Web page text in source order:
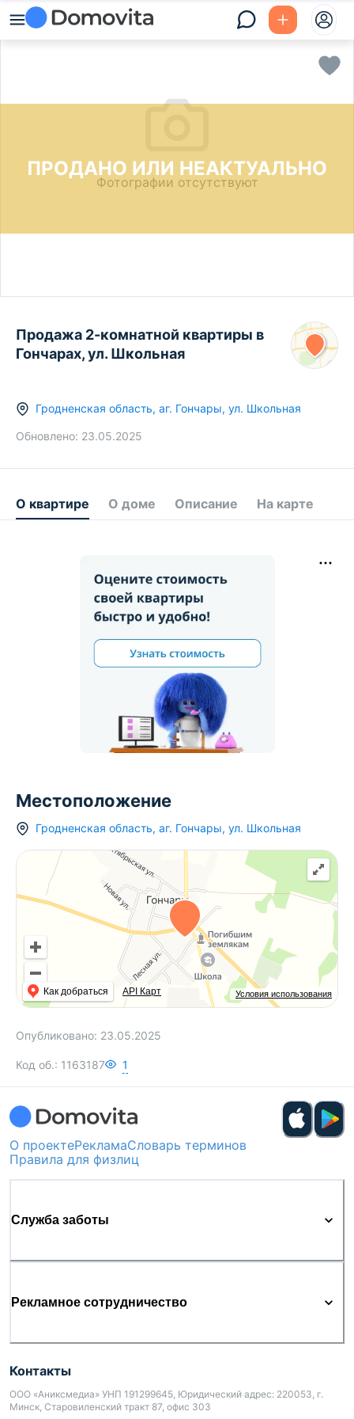
ПРОДАНО ИЛИ НЕАКТУАЛЬНО
Фотографии отсутствуют
Продажа 2-комнатной квартиры в
Гончарах, ул. Школьная
Гродненская область, аг. Гончары, ул. Школьная
Обновлено: 23.05.2025
О квартире О доме Описание На карте
Местоположение
Гродненская область, аг. Гончары, ул. Школьная
Условия использования
Как добраться API Карт
Опубликовано: 23.05.2025
Код об.: 1163187 1
О проектеРекламаСловарь терминов
Правила для физлиц
Служба заботы
Рекламное сотрудничество
Контакты
ООО «Аниксмедиа» УНП 191299645, Юридический адрес: 220053, г.
Минск, Старовиленский тракт 87, офис 303